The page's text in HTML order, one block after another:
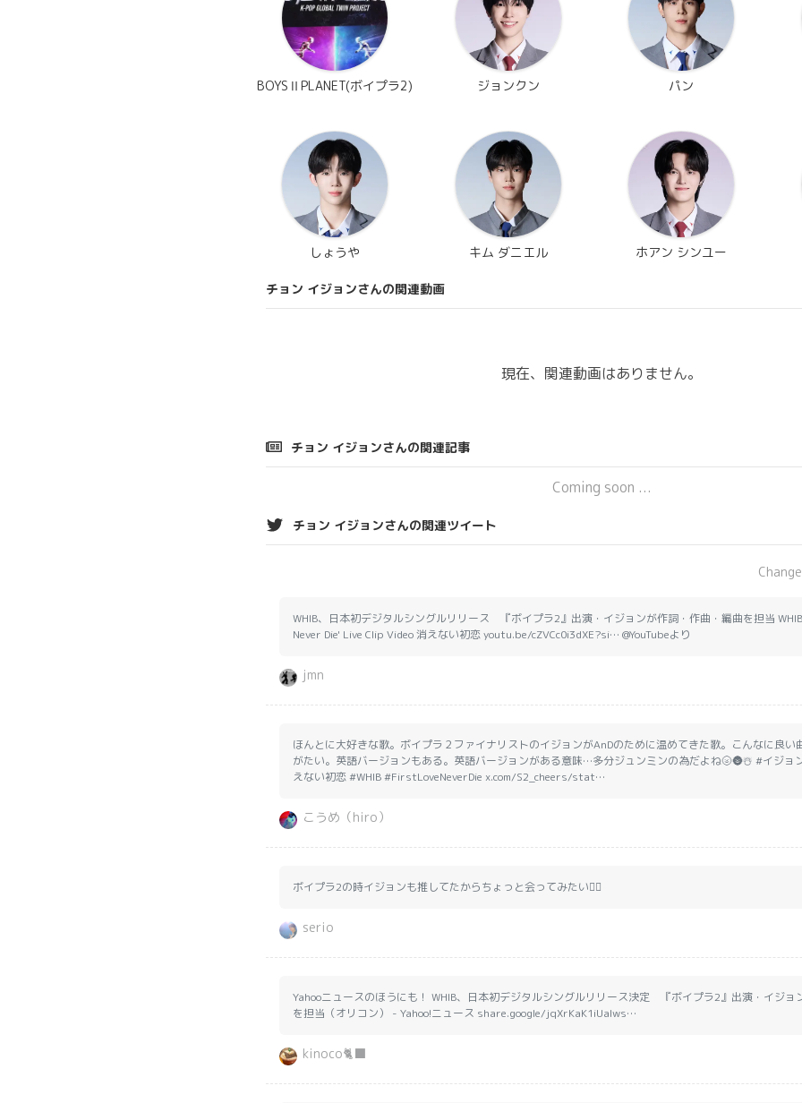
BOYSⅡPLANET(ボイプラ2) ジョンクン パン
しょうや キム ダニエル ホアン シンユー
チョン イジョンさんの関連動画
現在、関連動画はありません。
チョン イジョンさんの関連記事
Coming soon ...
チョン イジョンさんの関連ツイート
WHIB、日本初デジタルシングルリリース 『ボイプラ2』出演・イジョンが作詞・作曲・編曲を担当
Never Die' Live Clip Video 消えない初恋 youtu.be/cZVCc0i3dXE?si… @YouTubeより
jmn
ほんとに大好きな歌。ボイプラ２ファイナリストのイジョンがAnDのために温めてきた歌。こんなに良い
がたい。英語バージョンもある。英語バージョンがある意味…多分ジュンミンの為だよね🌝🌚☃️ #イ
えない初恋 #WHIB #FirstLoveNeverDie x.com/S2_cheers/stat…
こうめ（hiro）
ボイプラ2の時イジョンも推してたからちょっと会ってみたい🙂‍↔️
serio
Yahooニュースのほうにも！ WHIB、日本初デジタルシングルリリース決定 『ボイプラ2』出演・イジョ
を担当（オリコン） - Yahoo!ニュース share.google/jqXrKaK1iUalws…
kinoco🐈‍⬛